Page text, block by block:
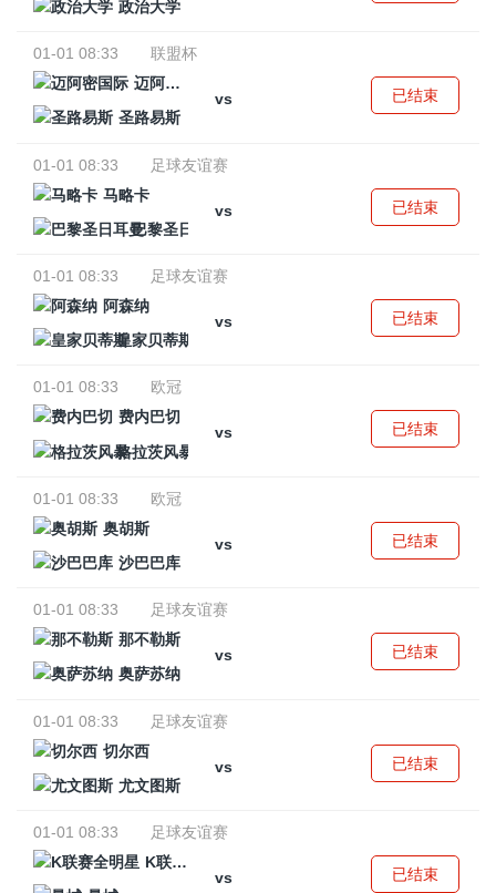
政治大学
01-01 08:33
联盟杯
迈阿密国际
vs
圣路易斯
已结束
01-01 08:33
足球友谊赛
马略卡
vs
巴黎圣日耳曼
已结束
01-01 08:33
足球友谊赛
阿森纳
vs
皇家贝蒂斯
已结束
01-01 08:33
欧冠
费内巴切
vs
格拉茨风暴
已结束
01-01 08:33
欧冠
奥胡斯
vs
沙巴巴库
已结束
01-01 08:33
足球友谊赛
那不勒斯
vs
奥萨苏纳
已结束
01-01 08:33
足球友谊赛
切尔西
vs
尤文图斯
已结束
01-01 08:33
足球友谊赛
K联赛全明星
vs
已结束